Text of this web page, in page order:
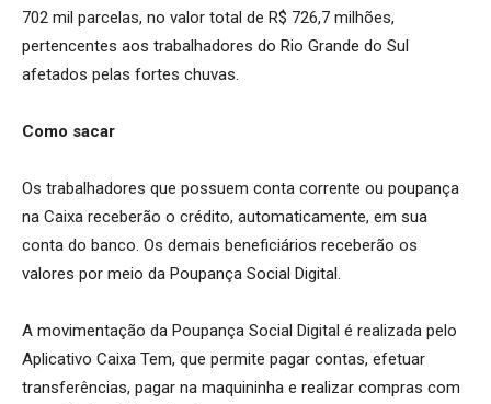
702 mil parcelas, no valor total de R$ 726,7 milhões,
pertencentes aos trabalhadores do Rio Grande do Sul
afetados pelas fortes chuvas.
Como sacar
Os trabalhadores que possuem conta corrente ou poupança
na Caixa receberão o crédito, automaticamente, em sua
conta do banco. Os demais beneficiários receberão os
valores por meio da Poupança Social Digital.
A movimentação da Poupança Social Digital é realizada pelo
Aplicativo Caixa Tem, que permite pagar contas, efetuar
transferências, pagar na maquininha e realizar compras com